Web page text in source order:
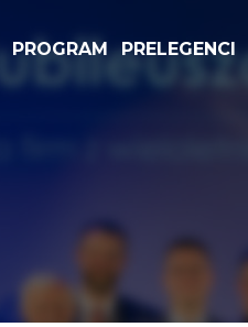
PROGRAM PRELEGENCI